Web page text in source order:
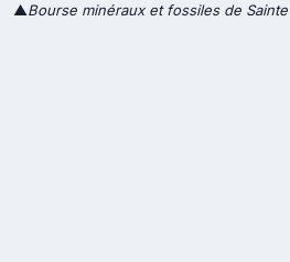
▲Bourse minéraux et fossiles de